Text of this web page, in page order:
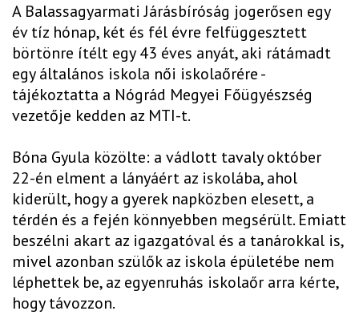
A Balassagyarmati Járásbíróság jogerősen egy
év tíz hónap, két és fél évre felfüggesztett
börtönre ítélt egy 43 éves anyát, aki rátámadt
egy általános iskola női iskolaőrére -
tájékoztatta a Nógrád Megyei Főügyészség
vezetője kedden az MTI-t.
Bóna Gyula közölte: a vádlott tavaly október
22-én elment a lányáért az iskolába, ahol
kiderült, hogy a gyerek napközben elesett, a
térdén és a fején könnyebben megsérült. Emiatt
beszélni akart az igazgatóval és a tanárokkal is,
mivel azonban szülők az iskola épületébe nem
léphettek be, az egyenruhás iskolaőr arra kérte,
hogy távozzon.